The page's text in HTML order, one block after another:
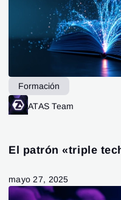
Formación
ATAS Team
El patrón «triple
mayo 27, 2025